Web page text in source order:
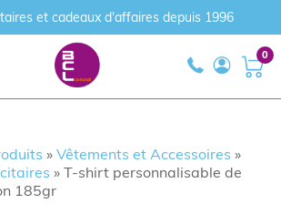
et cadeaux d'affaires depuis 1996
0
»Vêtements et Accessoires »
»T-shirt personnalisable de
185gr